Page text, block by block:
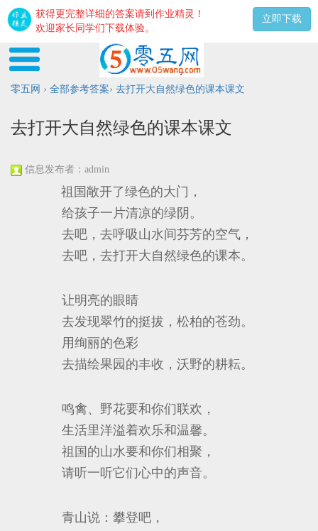
获得更完整详细的答案请到作业精灵！
欢迎家长同学们下载体验。
立即下载
零五网 › 全部参考答案› 去打开大自然绿色的课本课文
去打开大自然绿色的课本课文
信息发布者：admin
祖国敞开了绿色的大门，
给孩子一片清凉的绿阴。
去吧，去呼吸山水间芬芳的空气，
去吧，去打开大自然绿色的课本。
让明亮的眼睛
去发现翠竹的挺拔，松柏的苍劲。
用绚丽的色彩
去描绘果园的丰收，沃野的耕耘。
鸣禽、野花要和你们联欢，
生活里洋溢着欢乐和温馨。
祖国的山水要和你们相聚，
请听一听它们心中的声音。
青山说：攀登吧，